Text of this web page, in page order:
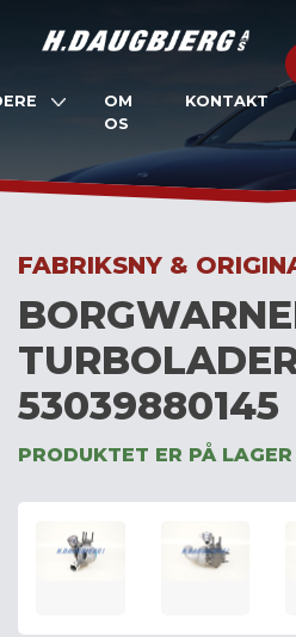
OM
OS
KONTAKT
FABRIKSNY &
53039880145
PRODUKTET ER PÅ LAGER